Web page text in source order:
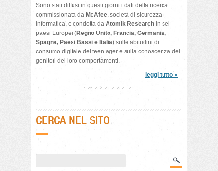
Sono stati diffusi in questi giorni i dati della ricerca
commissionata da McAfee, società di sicurezza
informatica, e condotta da Atomik Research in sei
paesi Europei (Regno Unito, Francia, Germania,
Spagna, Paesi Bassi e Italia) sulle abitudini di
consumo digitale dei teen ager e sulla conoscenza dei
genitori dei loro comportamenti.
leggi tutto »
CERCA NEL SITO